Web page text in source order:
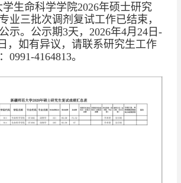
生命科学学院2026年硕士研究
业三批次调剂复试工作已结束，
示。公示期3天，2026年4月24日-
，如有异议，请联系研究生工作
0991-4164813。